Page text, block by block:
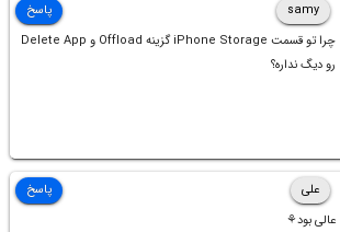
samy
چرا تو قسمت iPhone Storage گزینه Offload و Delete App
رو دیگ نداره؟
پاسخ
علی
عالی بود⚘
پاسخ